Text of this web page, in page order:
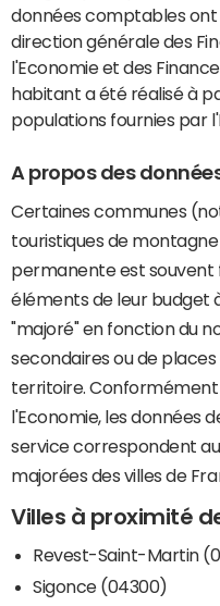
données comptables
direction générale des
l'Economie et des
habitant a été réalisé à
populations fournies par
A propos des
Certaines communes
touristiques de
permanente est
éléments de leur budget
"majoré" en fonction du
secondaires ou de
territoire. Conformément
l'Economie, les données
service correspondent
majorées des villes de
Villes à proximité
Revest-Saint-Martin
Sigonce (04300)